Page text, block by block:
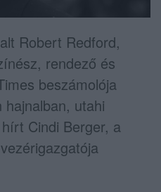
Robert Redford,
rendező és
beszámolója
utahi
Cindi Berger, a